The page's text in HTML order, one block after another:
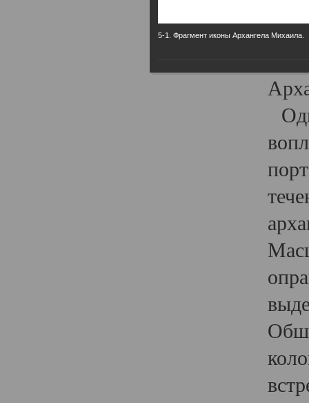
5-1. Фрагмент иконы Архангела Михаила.